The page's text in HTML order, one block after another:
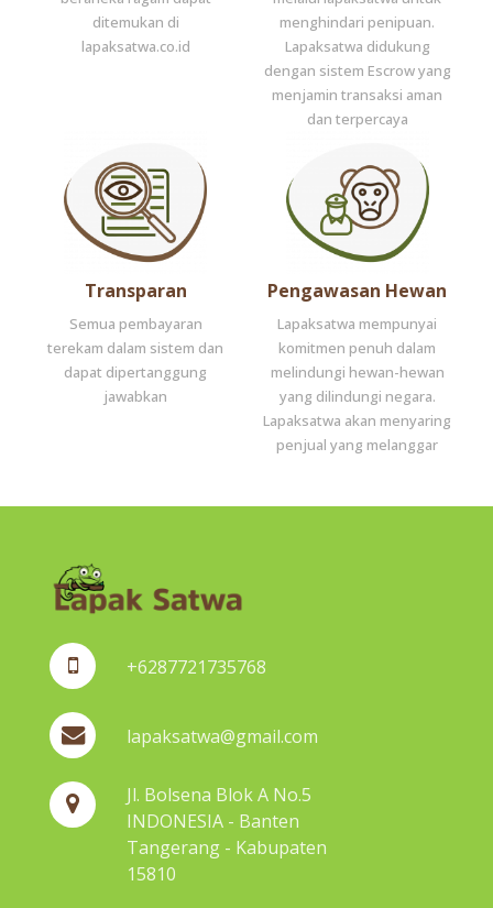
ditemukan di
lapaksatwa.co.id
menghindari penipuan.
Lapaksatwa didukung
dengan sistem Escrow yang
menjamin transaksi aman
dan terpercaya
Transparan
Semua pembayaran
terekam dalam sistem dan
dapat dipertanggung
jawabkan
Pengawasan Hewan
Lapaksatwa mempunyai
komitmen penuh dalam
melindungi hewan-hewan
yang dilindungi negara.
Lapaksatwa akan menyaring
penjual yang melanggar
+6287721735768
lapaksatwa@gmail.com
Jl. Bolsena Blok A No.5
INDONESIA - Banten
Tangerang - Kabupaten
15810